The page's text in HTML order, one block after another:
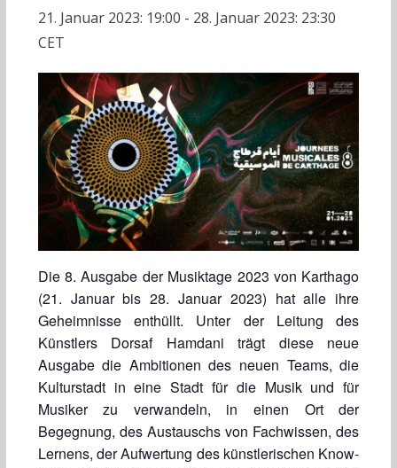
21. Januar 2023: 19:00 - 28. Januar 2023: 23:30
CET
Die 8. Ausgabe der Musiktage 2023 von Karthago
(21. Januar bis 28. Januar 2023) hat alle ihre
Geheimnisse enthüllt. Unter der Leitung des
Künstlers Dorsaf Hamdani trägt diese neue
Ausgabe die Ambitionen des neuen Teams, die
Kulturstadt in eine Stadt für die Musik und für
Musiker zu verwandeln, in einen Ort der
Begegnung, des Austauschs von Fachwissen, des
Lernens, der Aufwertung des künstlerischen Know-